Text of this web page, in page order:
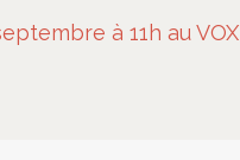
à 11h au VOX